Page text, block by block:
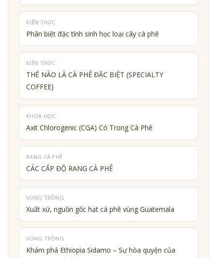
KIẾN THỨC
Phân biệt đặc tính sinh học loại cây cà phê
KIẾN THỨC
THẾ NÀO LÀ CÀ PHÊ ĐẶC BIỆT (SPECIALTY
COFFEE)
KHOA HỌC
Axit Chlorogenic (CGA) Có Trong Cà Phê
RANG CÀ PHÊ
CÁC CẤP ĐỘ RANG CÀ PHÊ
VÙNG TRỒNG
Xuất xứ, nguồn gốc hạt cà phê vùng Guatemala
VÙNG TRỒNG
Khám phá Ethiopia Sidamo – Sự hòa quyện của